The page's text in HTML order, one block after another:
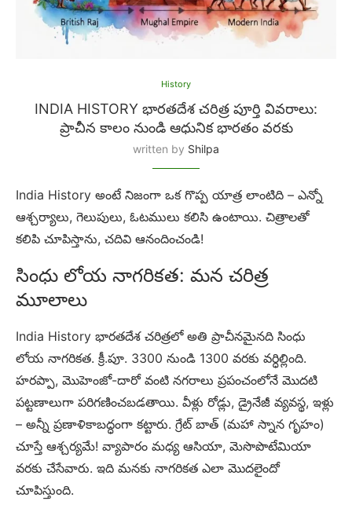
History
INDIA HISTORY భారతదేశ చరిత్ర పూర్తి వివరాలు:
ప్రాచీన కాలం నుండి ఆధునిక భారతం వరకు
written by Shilpa
India History అంటే నిజంగా ఒక గొప్ప యాత్ర లాంటిది – ఎన్నో
ఆశ్చర్యాలు, గెలుపులు, ఓటములు కలిసి ఉంటాయి. చిత్రాలతో
కలిపి చూపిస్తాను, చదివి ఆనందించండి!
సింధు లోయ నాగరికత: మన చరిత్ర
మూలాలు
India History భారతదేశ చరిత్రలో అతి ప్రాచీనమైనది సింధు
లోయ నాగరికత. క్రీ.పూ. 3300 నుండి 1300 వరకు వర్ధిల్లింది.
హరప్పా, మొహెంజో-దారో వంటి నగరాలు ప్రపంచంలోనే మొదటి
పట్టణాలుగా పరిగణించబడతాయి. వీళ్లు రోడ్లు, డ్రైనేజీ వ్యవస్థ, ఇళ్లు
– అన్నీ ప్రణాళికాబద్ధంగా కట్టారు. గ్రేట్ బాత్ (మహా స్నాన గృహం)
చూస్తే ఆశ్చర్యమే! వ్యాపారం మధ్య ఆసియా, మెసొపొటేమియా
వరకు చేసేవారు. ఇది మనకు నాగరికత ఎలా మొదలైందో
చూపిస్తుంది.